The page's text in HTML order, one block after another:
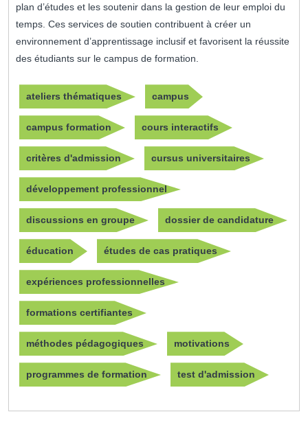
plan d’études et les soutenir dans la gestion de leur emploi du
temps. Ces services de soutien contribuent à créer un
environnement d’apprentissage inclusif et favorisent la réussite
des étudiants sur le campus de formation.
ateliers thématiques campus
campus formation cours interactifs
critères d'admission cursus universitaires
développement professionnel
discussions en groupe dossier de candidature
éducation études de cas pratiques
expériences professionnelles
formations certifiantes
méthodes pédagogiques motivations
programmes de formation test d'admission